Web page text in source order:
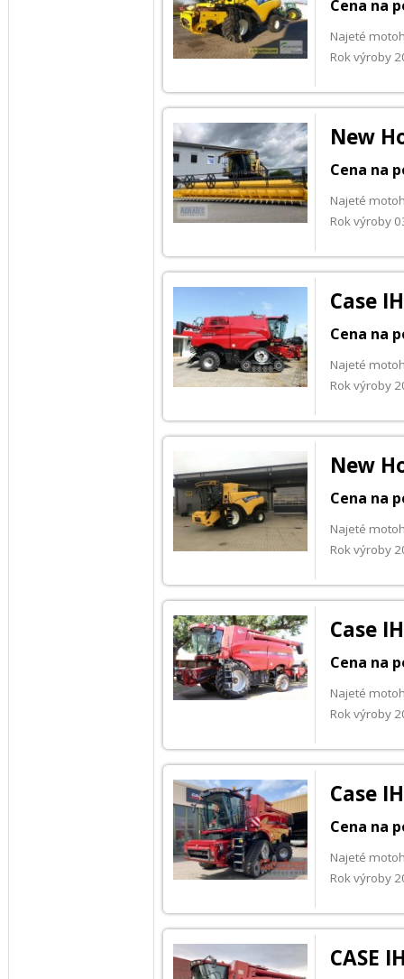
Cena na
Najeté
Rok výroby
New
Cena na
Najeté
Rok výroby
Case
Cena na
Najeté
Rok výroby
New
Cena na
Najeté
Rok výroby
Case
Cena na
Najeté
Rok výroby
Case
Cena na
Najeté
Rok výroby
CASE